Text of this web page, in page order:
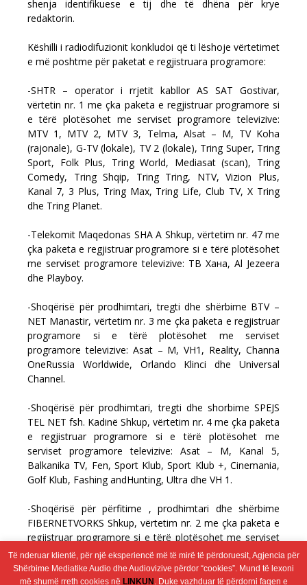
shenja identifikuese e tij dhe të dhëna për krye
redaktorin.
Këshilli i radiodifuzionit konkludoi që ti lëshoje vërtetimet
e më poshtme për paketat e regjistruara programore:
-SHTR – operator i rrjetit kabllor AS SAT Gostivar,
vërtetin nr. 1 me çka paketa e regjistruar programore si
e tërë plotësohet me serviset programore televizive:
MTV 1, MTV 2, MTV 3, Telma, Alsat – M, TV Koha
(rajonale), G-TV (lokale), TV 2 (lokale), Tring Super, Tring
Sport, Folk Plus, Tring World, Mediasat (scan), Tring
Comedy, Tring Shqip, Tring Tring, NTV, Vizion Plus,
Kanal 7, 3 Plus, Tring Max, Tring Life, Club TV, X Tring
dhe Tring Planet.
-Telekomit Maqedonas SHA A Shkup, vërtetim nr. 47 me
çka paketa e regjistruar programore si e tërë plotësohet
me serviset programore televizive: ТВ Хана, Al Jezeera
dhe Playboy.
-Shoqërisë për prodhimtari, tregti dhe shërbime BTV –
NET Manastir, vërtetim nr. 3 me çka paketa e regjistruar
programore si e tërë plotësohet me serviset
programore televizive: Asat – M, VH1, Reality, Channa
OneRussia Worldwide, Orlando Klinci dhe Universal
Channel.
-Shoqërisë për prodhimtari, tregti dhe shorbime SPEJS
TEL NET fsh. Kadinë Shkup, vërtetim nr. 4 me çka paketa
e regjistruar programore si e tërë plotësohet me
serviset programore televizive: Asat – M, Kanal 5,
Balkanika TV, Fen, Sport Klub, Sport Klub +, Cinemania,
Golf Klub, Fashing andHunting, Ultra dhe VH 1.
-Shoqërisë për përfitime , prodhimtari dhe shërbime
FIBERNETVORKS Shkup, vërtetim nr. 2 me çka paketa e
regjistruar programore si e tërë plotësohet me serviset
programore televizive: Alsat-M, Alfa TV, Nasha TV,
History и Crime andinvestigation Network.
Të nderuar klientë, për një eksperiencë më të mirë të përdoruesit, Agjencia për
Shërbime Mediatike Audio dhe Audiovizive përdor “cookies”. Mund të lexoni
më shumë rreth cookies në LINKUN . Duke vazhduar të përdorni faqen e